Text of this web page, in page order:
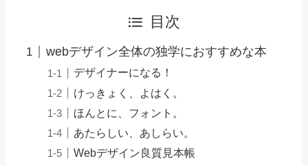
目次
webデザイン全体の独学におすすめな本
デザイナーになる！
けっきょく、よはく。
ほんとに、フォント。
あたらしい、あしらい。
Webデザイン良質見本帳